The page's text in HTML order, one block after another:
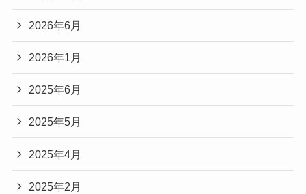
2026年6月
2026年1月
2025年6月
2025年5月
2025年4月
2025年2月